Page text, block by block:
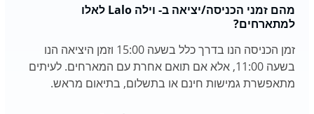
מהם זמני הכניסה/יציאה ב- וילה Lalo לאלו
למתארחים?
זמן הכניסה הנו בדרך כלל בשעה 15:00 וזמן היציאה הנו
בשעה 11:00, אלא אם תואם אחרת עם המארחים. לעיתים
מתאפשרת גמישות חינם או בתשלום, בתיאום מראש.